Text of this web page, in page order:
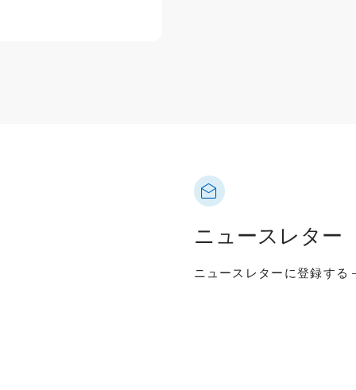
ニュースレター
ニュースレターに登録する